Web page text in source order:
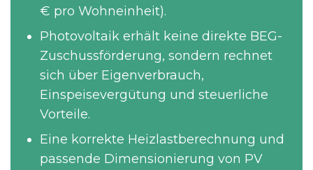
€ pro Wohneinheit).
Photovoltaik erhält keine direkte BEG-
Zuschussförderung, sondern rechnet
sich über Eigenverbrauch,
Einspeisevergütung und steuerliche
Vorteile.
Eine korrekte Heizlastberechnung und
passende Dimensionierung von PV